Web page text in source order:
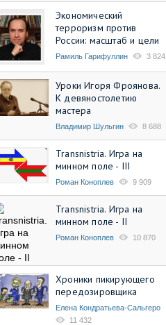
Экономический
терроризм против
России: масштаб и цели
Рамиль Гарифуллин 3 824
Уроки Игоря Фроянова.
К девяностолетию
мастера
Владимир Шульгин 8 688
Transnistria. Игра на
минном поле - III
Роман Коноплев 9 909
Transnistria. Игра на
минном поле - II
Роман Коноплев 10 870
Хроники пикирующего
передозировщика
Елена Кондратьева-Сальгеро
11 432